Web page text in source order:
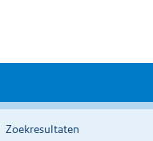
Zoekresultaten